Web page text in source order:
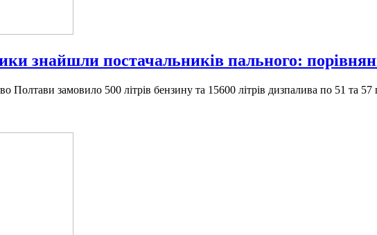
знайшли постачальників пального:
Полтави замовило 500 літрів бензину та 15600 літрів дизпалива по 51 та